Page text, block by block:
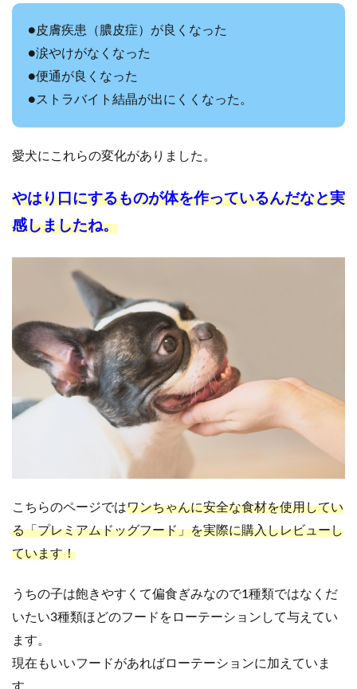
●皮膚疾患（膿皮症）が良くなった
●涙やけがなくなった
●便通が良くなった
●ストラバイト結晶が出にくくなった。
愛犬にこれらの変化がありました。
やはり口にするものが体を作っているんだなと実
感しましたね。
こちらのページではワンちゃんに安全な食材を使用してい
る「プレミアムドッグフード」を実際に購入しレビューし
ています！
うちの子は飽きやすくて偏食ぎみなので1種類ではなく だ
いたい3種類ほどのフードをローテーションして与えてい
ます。
現在もいいフードがあればローテーションに加えていま